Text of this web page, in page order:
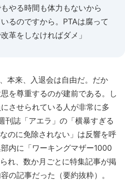
やる時間も体力もないから
るのですから。PTAは腐って
革をしなければダメ」
本来、入退会は自由だ。だか
を尊重するのが建前である。し
させられている人が非常に多
刊誌「アエラ」の「横暴すぎる
のに免除されない」は反響を呼
内に「ワーキングマザー1000
れ、数か月ごとに特集記事が掲
の記事だった（要約抜粋）。